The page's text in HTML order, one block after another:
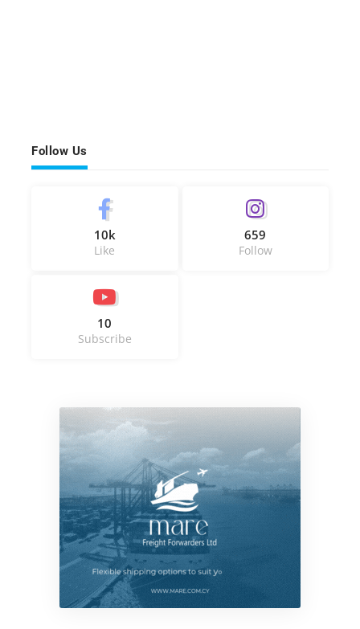
Follow Us
10k
Like
659
Follow
10
Subscribe